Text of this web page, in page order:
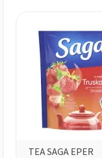
TEA SAGA EPER